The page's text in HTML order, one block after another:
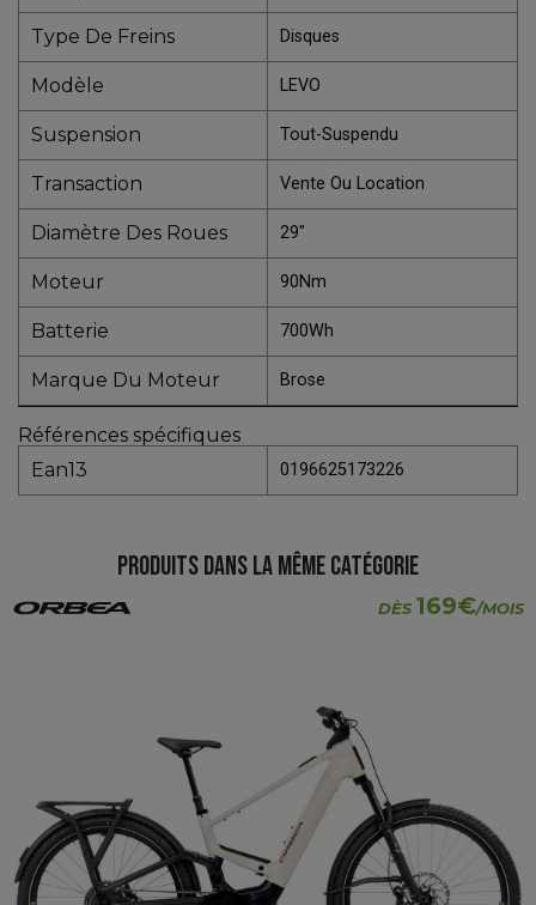
Type De Freins Disques
Modèle LEVO
Suspension Tout-Suspendu
Transaction Vente Ou Location
Diamètre Des Roues 29"
Moteur 90Nm
Batterie 700Wh
Marque Du Moteur Brose
Références spécifiques
Ean13
0196625173226
PRODUITS DANS LA MÊME CATÉGORIE
DÈS 169€/MOIS